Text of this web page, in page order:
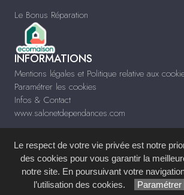
Le Bonus Réparation
INFORMATIONS
Mentions légales et Politique relative aux
Paramétrer les cookies
Infos & Contact
www.salonetdependances.com
Site réalisé avec leSystème de Gestion de Contenu
développé en France parmémoire
Le respect de votre vie privée est notre
des cookies pour vous garantir la
notre site. En poursuivant votre
l’utilisation des cookies.
Paramétrer